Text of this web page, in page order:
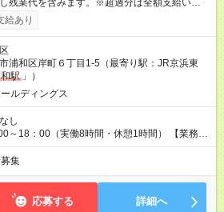
残業代を含みます。※超過分は全額支給いたし
業代 96,000円／月 みなし残業時間 60時間／月
的に業務委託も選択可。 【正社員】月給
金額300万円超過分の20%を3ヶ月ごとに支給
円（60時間分）含む。超過分は別途支給。
万7000円（30時間分）。 ※試用期間6ヶ月は
最低保証12.5万円。 【試用期間】試用
の長さ：6ヶ月 雇用形態、給与は本採用時と
給あり
浦和区岸町６丁目1-5（最寄り駅：JR京浜東
駅 」）
ルディングス
し
18：00（実働8時間・休憩1時間） 【業務委
00（実働8時間・休憩1時間） ※毎週火曜・水
集
応募する 詳細へ